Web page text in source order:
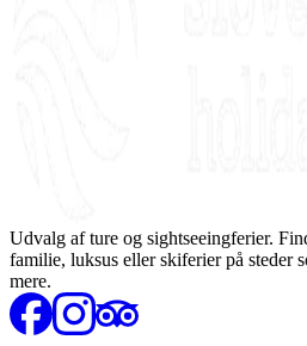
Udvalg af ture og sightseeingferier.
familie, luksus eller skiferier på steder
mere.